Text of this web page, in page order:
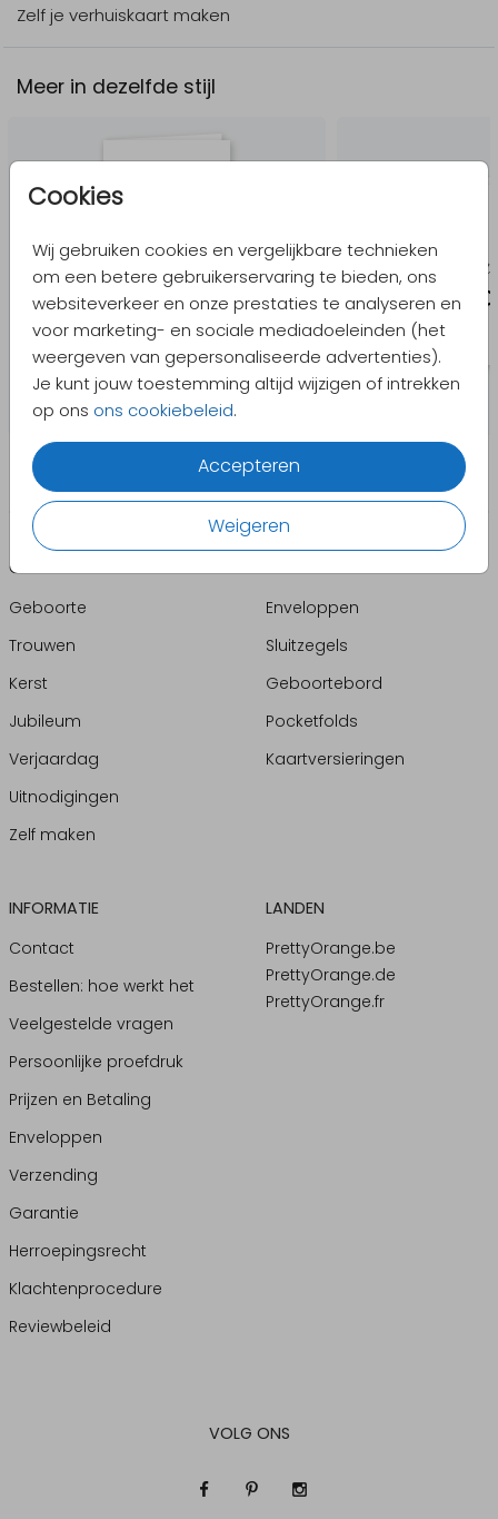
Cookies
Wij gebruiken cookies en vergelijkbare technieken
om een betere gebruikerservaring te bieden, ons
websiteverkeer en onze prestaties te analyseren en
voor marketing- en sociale mediadoeleinden (het
weergeven van gepersonaliseerde advertenties).
Je kunt jouw toestemming altijd wijzigen of intrekken
op ons ons cookiebeleid.
Accepteren
Weigeren
Zelf je verhuiskaart maken
Meer in dezelfde stijl
CATEGORIEËN
Geboorte
Trouwen
Kerst
Jubileum
Verjaardag
Uitnodigingen
Zelf maken
Enveloppen
Sluitzegels
Geboortebord
Pocketfolds
Kaartversieringen
INFORMATIE
Contact
Bestellen: hoe werkt het
Veelgestelde vragen
Persoonlijke proefdruk
Prijzen en Betaling
Enveloppen
Verzending
Garantie
Herroepingsrecht
Klachtenprocedure
Reviewbeleid
LANDEN
PrettyOrange.be
PrettyOrange.de
PrettyOrange.fr
VOLG ONS